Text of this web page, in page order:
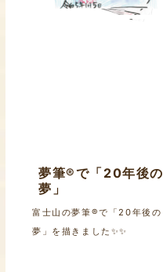
夢筆®で「20年後の
夢」
富士山の夢筆®で「20年後の
夢」を描きました✨✨